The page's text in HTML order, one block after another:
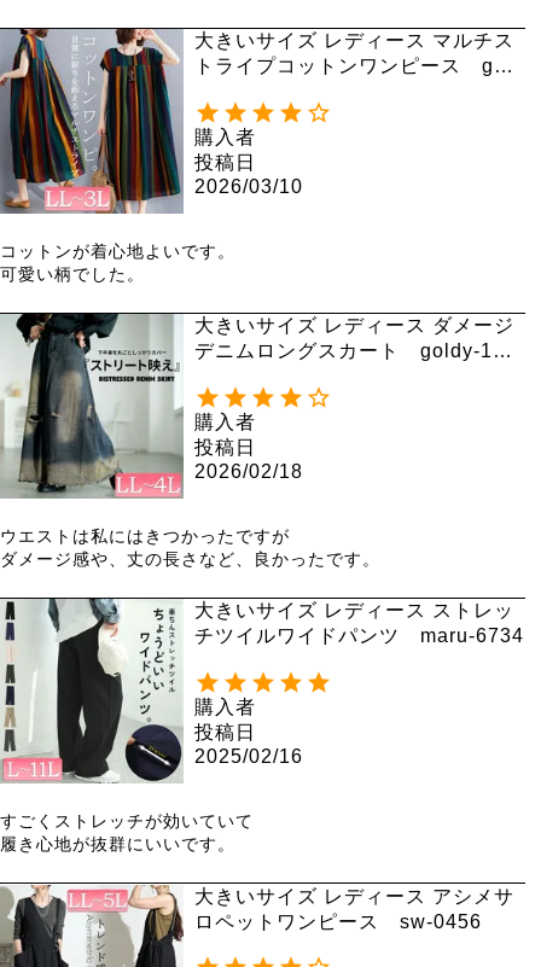
大きいサイズ レディース マルチス
トライプコットンワンピース gold
購入者
投稿日
2026/03/10
コットンが着心地よいです。
可愛い柄でした。
大きいサイズ レディース ダメージ
デニムロングスカート goldy-176
購入者
投稿日
2026/02/18
ウエストは私にはきつかったですが
ダメージ感や、丈の長さなど、良かったです。
大きいサイズ レディース ストレッ
チツイルワイドパンツ maru-6734
購入者
投稿日
2025/02/16
すごくストレッチが効いていて
履き心地が抜群にいいです。
大きいサイズ レディース アシメサ
ロペットワンピース sw-0456